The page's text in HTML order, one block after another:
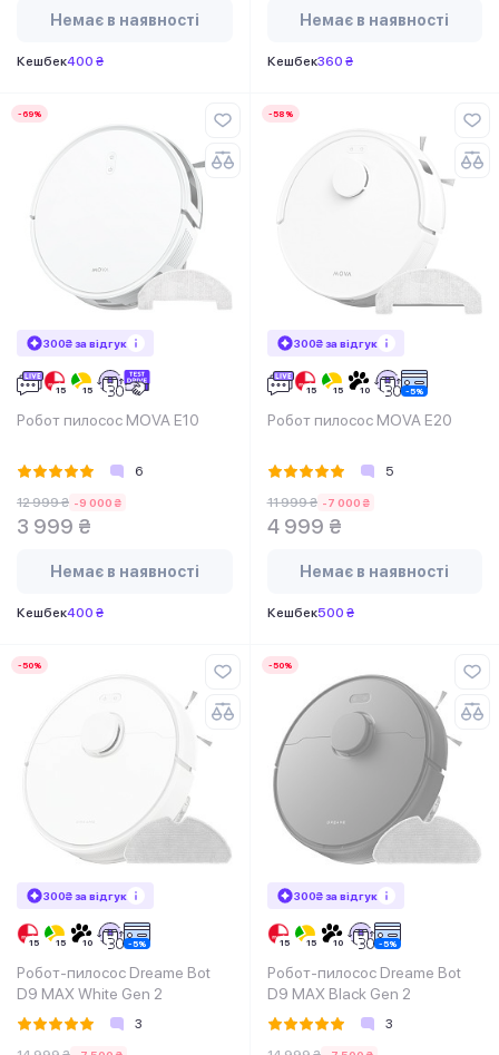
Немає в наявності
Кешбек400 ₴
Немає в наявності
Кешбек360 ₴
-69%
300₴ за відгук
Робот пилосос MOVA E10
6
12 999 ₴ -9 000 ₴
3 999 ₴
Немає в наявності
Кешбек400 ₴
-58%
300₴ за відгук
Робот пилосос MOVA E20
5
11 999 ₴ -7 000 ₴
4 999 ₴
Немає в наявності
Кешбек500 ₴
-50%
300₴ за відгук
Робот-пилосос Dreame Bot
D9 MAX White Gen 2
3
-50%
300₴ за відгук
Робот-пилосос Dreame Bot
D9 MAX Black Gen 2
3